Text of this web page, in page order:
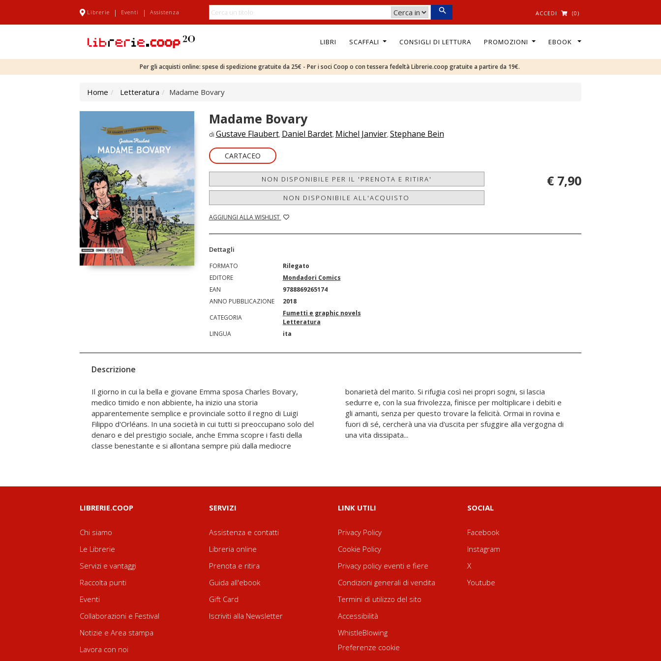
Librerie | Eventi | Assistenza ACCEDI (0)
LIBRI SCAFFALI CONSIGLI DI LETTURA PROMOZIONI EBOOK
Per gli acquisti online: spese di spedizione gratuite da 25€ - Per i soci Coop o con tessera fedeltà Librerie.coop gratuite a partire da 19€.
Home Letteratura Madame Bovary
Madame Bovary
di Gustave Flaubert, Daniel Bardet, Michel Janvier, Stephane Bein
CARTACEO
NON DISPONIBILE PER IL 'PRENOTA E RITIRA'
NON DISPONIBILE ALL'ACQUISTO
AGGIUNGI ALLA WISHLIST
€ 7,90
Dettagli
FORMATO
Rilegato
EDITORE
Mondadori Comics
EAN
9788869265174
ANNO PUBBLICAZIONE
2018
CATEGORIA
Fumetti e graphic novels
Letteratura
LINGUA
ita
Descrizione
Il giorno in cui la bella e giovane Emma sposa Charles Bovary,
medico timido e non abbiente, ha inizio una storia
apparentemente semplice e provinciale sotto il regno di Luigi
Filippo d'Orléans. In una società in cui tutti si preoccupano solo del
denaro e del prestigio sociale, anche Emma scopre i fasti della
classe benestante e si allontana sempre più dalla mediocre
bonarietà del marito. Si rifugia così nei propri sogni, si lascia
sedurre e, con la sua frivolezza, finisce per moltiplicare i debiti e
gli amanti, senza per questo trovare la felicità. Ormai in rovina e
fuori di sé, cercherà una via d'uscita per sfuggire alla vergogna di
una vita dissipata...
LIBRERIE.COOP
Chi siamo
Le Librerie
Servizi e vantaggi
Raccolta punti
Eventi
Collaborazioni e Festival
Notizie e Area stampa
Lavora con noi
SERVIZI
Assistenza e contatti
Libreria online
Prenota e ritira
Guida all'ebook
Gift Card
Iscriviti alla Newsletter
LINK UTILI
Privacy Policy
Cookie Policy
Privacy policy eventi e fiere
Condizioni generali di vendita
Termini di utilizzo del sito
Accessibilità
WhistleBlowing
Preferenze cookie
SOCIAL
Facebook
Instagram
X
Youtube